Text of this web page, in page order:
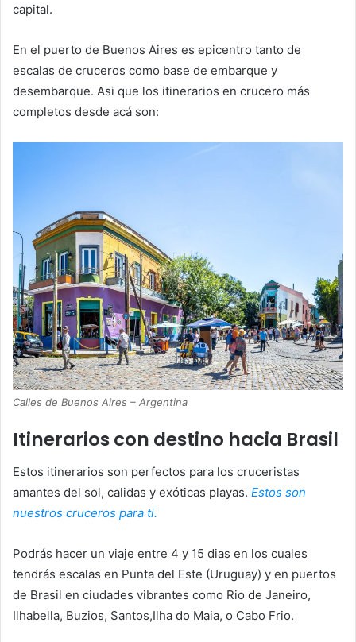
capital.
En el puerto de Buenos Aires es epicentro tanto de
escalas de cruceros como base de embarque y
desembarque. Asi que los itinerarios en crucero más
completos desde acá son:
Calles de Buenos Aires – Argentina
Itinerarios con destino hacia Brasil
Estos itinerarios son perfectos para los cruceristas
amantes del sol, calidas y exóticas playas. Estos son
nuestros cruceros para ti.
Podrás hacer un viaje entre 4 y 15 dias en los cuales
tendrás escalas en Punta del Este (Uruguay) y en puertos
de Brasil en ciudades vibrantes como Rio de Janeiro,
Ilhabella, Buzios, Santos,Ilha do Maia, o Cabo Frio.